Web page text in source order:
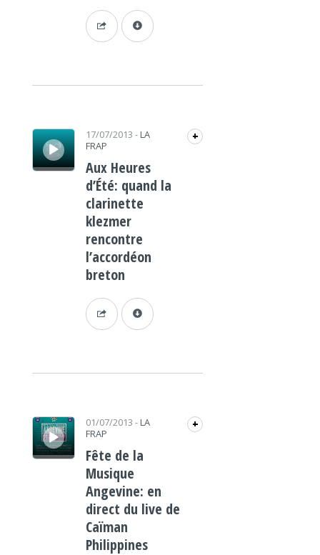
Lecteur audio 17/07/2013 - LA
FRAP
+
Aux Heures
d’Été: quand la
clarinette
klezmer
rencontre
l’accordéon
breton
Lecteur audio 01/07/2013 - LA
FRAP
+
Fête de la
Musique
Angevine: en
direct du live de
Caïman
Philippines